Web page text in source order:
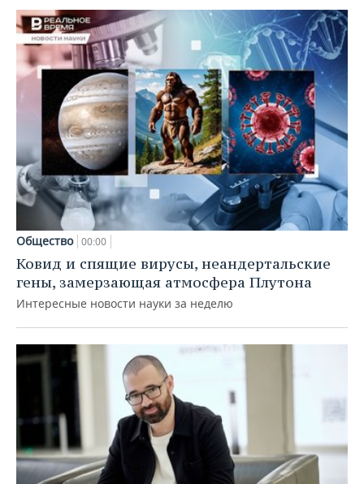
Общество 00:00
Ковид и спящие вирусы, неандертальские
гены, замерзающая атмосфера Плутона
Интересные новости науки за неделю